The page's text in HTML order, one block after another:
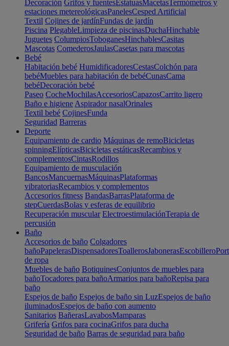
Decoración Grifos y fuentesEstatuasMacetasTermómetros y
estaciones metereológicasPanelesCesped Artificial
Textil Cojines de jardínFundas de jardín
Piscina PlegableLimpieza de piscinasDuchaHinchable
Juguetes ColumpiosToboganesHinchablesCasitas
Mascotas ComederosJaulasCasetas para mascotas
Bebé
Habitación bebé HumidificadoresCestasColchón para
bebéMuebles para habitación de bebéCunasCama
bebéDecoración bebé
Paseo CocheMochilasAccesoriosCapazosCarrito ligero
Baño e higiene Aspirador nasalOrinales
Textil bebé CojinesFunda
Seguridad Barreras
Deporte
Equipamiento de cardio Máquinas de remoBicicletas
spinningElípticasBicicletas estáticasRecambios y
complementosCintasRodillos
Equipamiento de musculación
BancosMancuernasMáquinasPlataformas
vibratoriasRecambios y complementos
Accesorios fitness BandasBarrasPlataforma de
stepCuerdasBolas y esferas de equilibrio
Recuperación muscular ElectroestimulaciónTerapia de
percusión
Baño
Accesorios de baño Colgadores
bañoPapelerasDispensadoresToallerosJabonerasEscobillero
de ropa
Muebles de baño BotiquinesConjuntos de muebles para
bañoTocadores para bañoArmarios para bañoRepisa para
baño
Espejos de baño Espejos de baño sin LuzEspejos de baño
iluminadosEspejos de baño con aumento
Sanitarios BañerasLavabosMamparas
Grifería Grifos para cocinaGrifos para ducha
Seguridad de baño Barras de seguridad para baño